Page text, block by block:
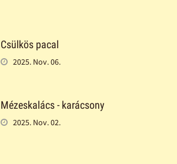
Csülkös pacal
2025. Nov. 06.
Mézeskalács - karácsony
2025. Nov. 02.